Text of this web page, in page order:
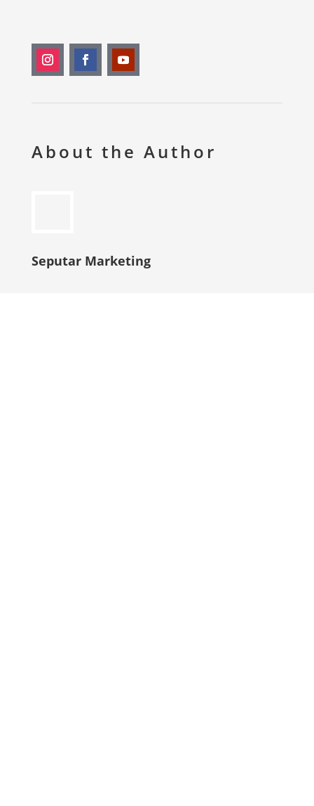
About the Author
Seputar Marketing